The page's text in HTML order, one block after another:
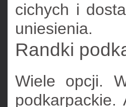
cichych i
uniesienia.
Randki
Wiele opcji.